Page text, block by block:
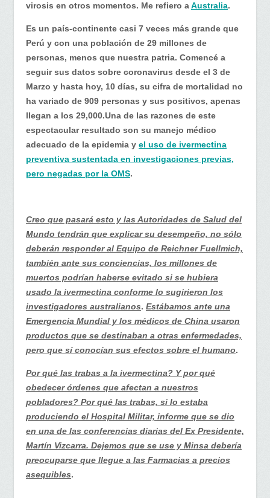
virosis en otros momentos. Me refiero aAustralia.
Es un país-continente casi 7 veces más grande que
Perú y con una población de 29 millones de
personas, menos que nuestra patria. Comencé a
seguir sus datos sobre coronavirus desde el 3 de
Marzo y hasta hoy, 10 días, su cifra de mortalidad no
ha variado de 909 personas y sus positivos, apenas
llegan a los 29,000.Una de las razones de este
espectacular resultado son su manejo médico
adecuado de la epidemia y el uso de ivermectina
preventiva sustentada en investigaciones previas,
pero negadas por la OMS.
Creo que pasará esto y las Autoridades de Salud del
Mundo tendrán que explicar su desempeño, no sólo
deberán responder al Equipo de Reichner Fuellmich,
también ante sus conciencias, los millones de
muertos podrían haberse evitado si se hubiera
usado la ivermectina conforme lo sugirieron los
investigadores australianos. Estábamos ante una
Emergencia Mundial y los médicos de China usaron
productos que se destinaban a otras enfermedades,
pero que sí conocían sus efectos sobre el humano.
Por qué las trabas a la ivermectina? Y por qué
obedecer órdenes que afectan a nuestros
pobladores? Por qué las trabas, si lo estaba
produciendo el Hospital Militar, informe que se dio
en una de las conferencias diarias del Ex Presidente,
Martín Vizcarra. Dejemos que se use y Minsa debería
preocuparse que llegue a las Farmacias a precios
asequibles.